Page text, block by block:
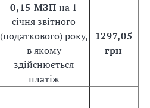
0,15 МЗП на 1
січня звітного
(податкового) року,
в якому
здійснюється
платіж
1297,05
грн